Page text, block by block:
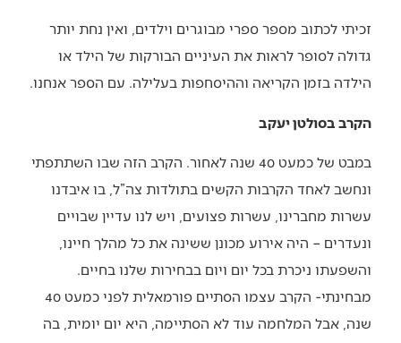
זכיתי לכתוב מספר ספרי מבוגרים וילדים, ואין נחת יותר
גדולה לסופר לראות את העיניים הבורקות של הילד או
הילדה בזמן הקריאה וההיסחפות בעלילה. עם הספר אנחנו.
הקרב בסולטן יעקב
במבט של כמעט 40 שנה לאחור. הקרב הזה שבו השתתפתי
ונחשב לאחד הקרבות הקשים בתולדות צה”ל, בו איבדנו
עשרות מחברינו, עשרות פצועים, ויש לנו עדיין שבויים
ונעדרים – היה אירוע מכונן ששינה את כל מהלך חיינו,
והשפעתו ניכרת בכל יום ויום בבחירות שלנו בחיים.
מבחינתי- הקרב עצמו הסתיים פורמאלית לפני כמעט 40
שנה, אבל המלחמה עוד לא הסתיימה, היא יום יומית, בה